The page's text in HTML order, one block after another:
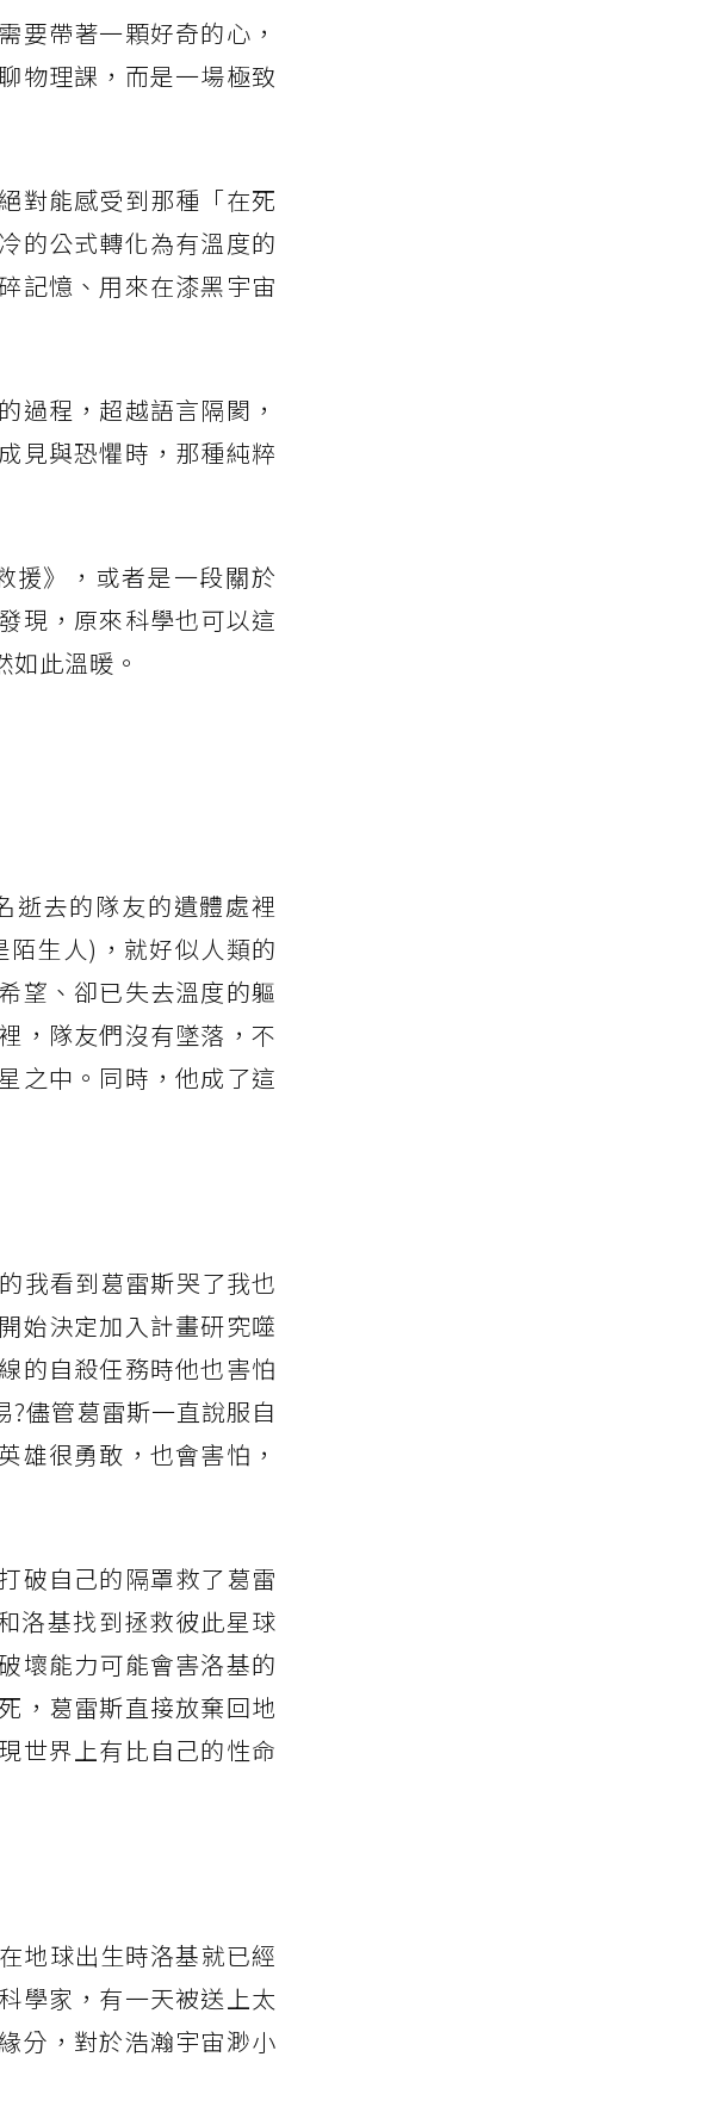
要帶著一顆好奇的心，
物理課，而是一場極致
對能感受到那種「在死
的公式轉化為有溫度的
記憶、用來在漆黑宇宙
過程，超越語言隔閡，
見與恐懼時，那種純粹
援》，或者是一段關於
現，原來科學也可以這
此溫暖。
逝去的隊友的遺體處裡
生人)，就好似人類的
望、卻已失去溫度的軀
，隊友們沒有墜落，不
之中。同時，他成了這
我看到葛雷斯哭了我也
始決定加入計畫研究噬
的自殺任務時他也害怕
儘管葛雷斯一直說服自
雄很勇敢，也會害怕，
破自己的隔罩救了葛雷
洛基找到拯救彼此星球
壞能力可能會害洛基的
，葛雷斯直接放棄回地
世界上有比自己的性命
地球出生時洛基就已經
學家，有一天被送上太
分，對於浩瀚宇宙渺小